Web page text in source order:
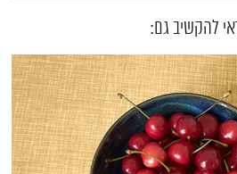
להקשיב גם: